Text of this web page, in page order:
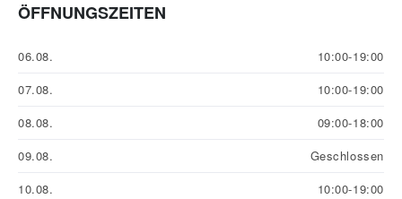
ÖFFNUNGSZEITEN
06.08.
10:00-19:00
07.08.
10:00-19:00
08.08.
09:00-18:00
09.08.
Geschlossen
10.08.
10:00-19:00